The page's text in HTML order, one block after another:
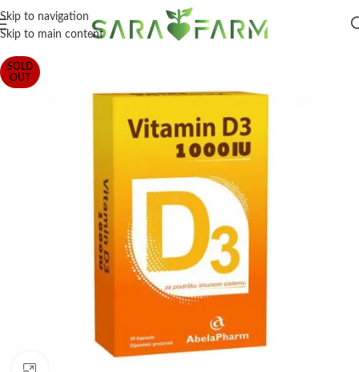
Skip to navigation
Skip to main content
SOLD
OUT